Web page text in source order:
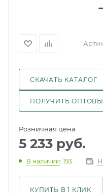
СКАЧАТЬ КАТАЛОГ
ПОЛУЧИТЬ
Розничная цена
5 233 руб.
В наличии: 193
КУПИТЬ В 1 КЛИК